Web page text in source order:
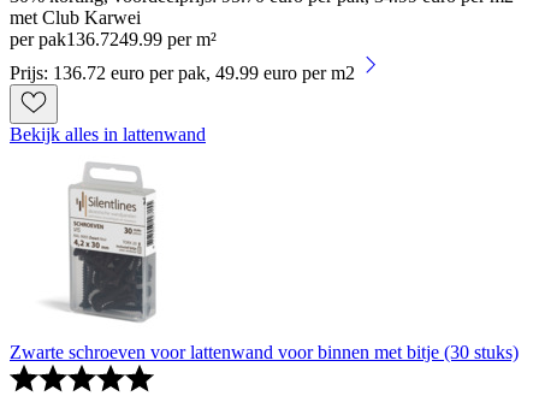
met Club Karwei
per pak136.7249.99 per m²
Prijs: 136.72 euro per pak, 49.99 euro per m2
Bekijk alles in lattenwand
Zwarte schroeven voor lattenwand voor binnen met bitje (30 stuks)